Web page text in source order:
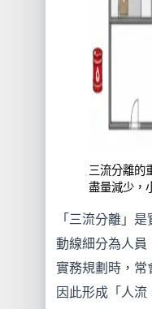
三流分離的
盡量減少，
「三流分離」
動線細分為人員
實務規劃時，常
因此形成「人